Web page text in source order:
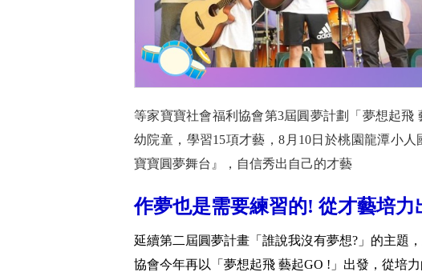
等家寶寶社會福利協會第3屆圓夢計劃「夢想起飛
幼院童，學習15項才藝，8月10日於桃園龍潭小
寶寶圓夢舞台』，自信秀出自己的才藝
作夢也是需要練習的! 從才藝培
延續第二屆圓夢計畫「誰說我沒有夢想?」的主題
協會今年再以「夢想起飛 藝起GO !」出發，從培